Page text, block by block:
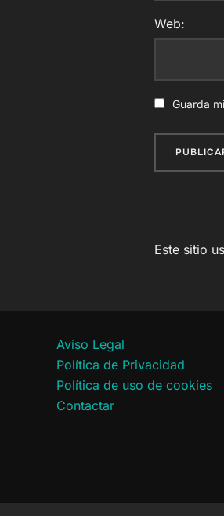
Web:
Guarda
Este sitio
Aviso Legal
Política de Privacidad
Política de uso de cookies
Contactar